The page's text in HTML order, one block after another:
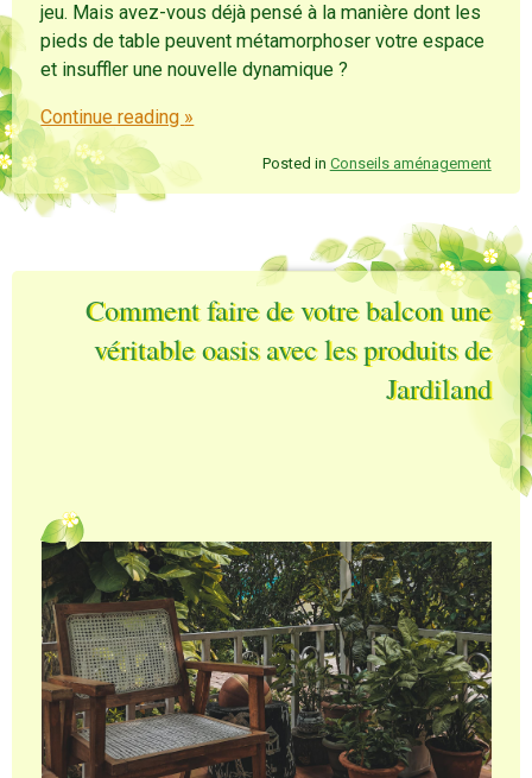
jeu. Mais avez-vous déjà pensé à la manière dont les
pieds de table peuvent métamorphoser votre espace
et insuffler une nouvelle dynamique ?
Continue reading »
Posted in Conseils aménagement
Comment faire de votre balcon une
véritable oasis avec les produits de
Jardiland